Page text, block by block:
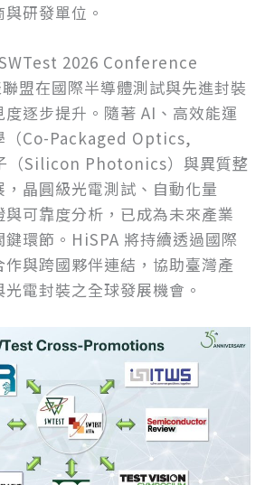
研發單位。
2026 Conference
盟在國際半導體測試與先進封裝
逐步提升。隨著 AI、高效能運
（Co-Packaged Optics,
（Silicon Photonics）與異質整
晶圓級光電測試、自動化量
可靠度分析，已成為未來產業
環節。HiSPA 將持續透過國際
與跨國夥伴連結，協助臺灣產
電封裝之全球發展機會。